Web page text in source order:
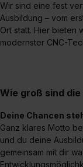
Wir sind eine fest
Ausbildung – vom
Ort statt. Hier bieten
modernster CNC-
Wie groß sind
Deine Chancen
Ganz klares Motto
und du deine
gemeinsam mit dir